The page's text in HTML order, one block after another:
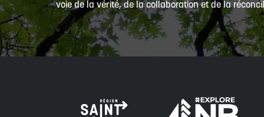
voie de la vérité, de la collaboration et de la